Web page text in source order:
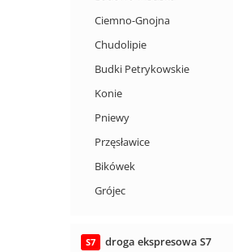
Ciemno-Gnojna
Chudolipie
Budki Petrykowskie
Konie
Pniewy
Przęsławice
Bikówek
Grójec
S7
droga ekspresowa S7